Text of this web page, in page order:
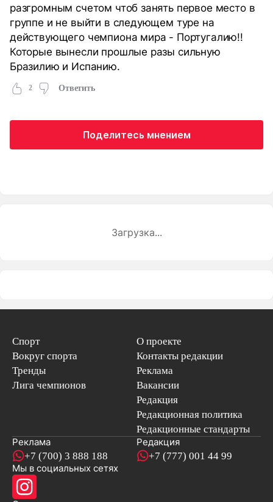
разгромным счетом чтоб занять первое место в
группе и не выйти в следующем туре на
действующего чемпиона мира - Португалию!!
Которые вынесли прошлые разы сильную
Бразилию и Испанию.
2 Ответить
Поделитесь мнением
Загрузка...
Спорт
Вокруг спорта
Тренды
Лига чемпионов
О проекте
Контакты редакции
Реклама
Вакансии
Редакция
Редакционная политика
Редакционные стандарты
Реклама
+7 (700) 3 888 188
Редакция
+7 (777) 001 44 99
Мы в социальных сетях